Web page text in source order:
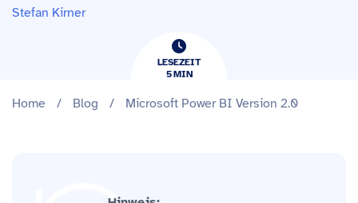
Stefan Kirner
LESEZEIT
5​​MIN
Home / Blog / Microsoft Power BI Version 2.0